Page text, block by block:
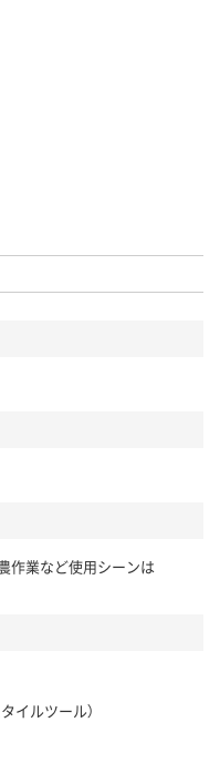
作業など使用シーンは
イルツール）